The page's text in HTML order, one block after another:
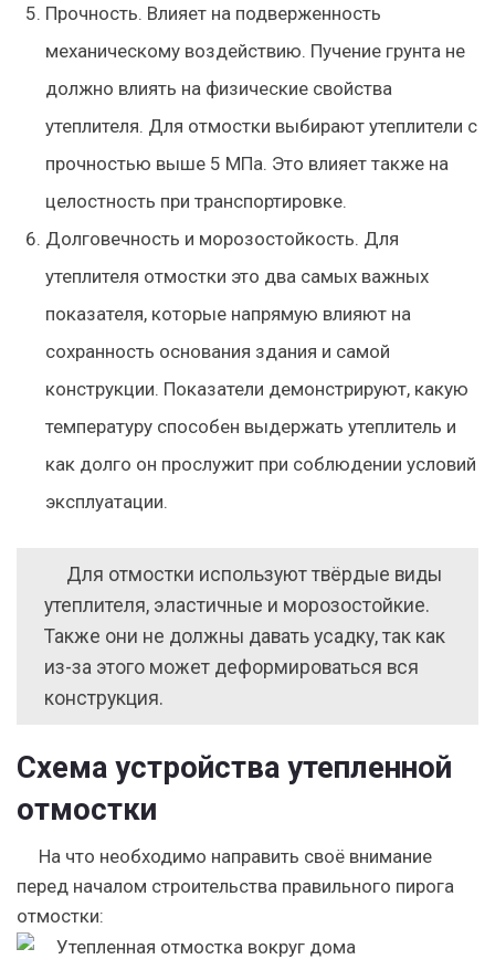
Прочность. Влияет на подверженность
механическому воздействию. Пучение грунта не
должно влиять на физические свойства
утеплителя. Для отмостки выбирают утеплители с
прочностью выше 5 МПа. Это влияет также на
целостность при транспортировке.
Долговечность и морозостойкость. Для
утеплителя отмостки это два самых важных
показателя, которые напрямую влияют на
сохранность основания здания и самой
конструкции. Показатели демонстрируют, какую
температуру способен выдержать утеплитель и
как долго он прослужит при соблюдении условий
эксплуатации.
Для отмостки используют твёрдые виды
утеплителя, эластичные и морозостойкие.
Также они не должны давать усадку, так как
из-за этого может деформироваться вся
конструкция.
Схема устройства утепленной
отмостки
На что необходимо направить своё внимание
перед началом строительства правильного пирога
отмостки: